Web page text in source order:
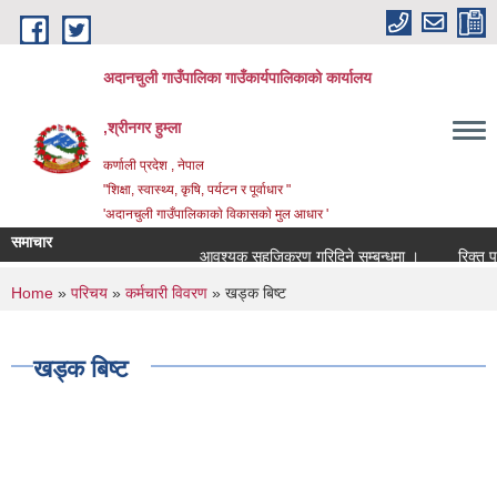
Skip to main content
अदानचुली गाउँपालिका गाउँकार्यपालिकाकाे कार्यालय
,श्रीनगर हुम्ला
कर्णाली प्रदेश , नेपाल
"शिक्षा, स्वास्थ्य, कृषि, पर्यटन र पूर्वाधार "
'अदानचुली गाउँपालिकाकाे विकासकाे मुल आधार '
समाचार
आवश्यक सहजिकरण गरिदिने सम्बन्धमा ।
You are here
Home » परिचय » कर्मचारी विवरण » खड्क बिष्ट
खड्क बिष्ट